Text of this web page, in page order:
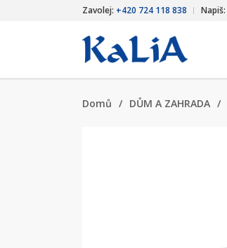
Zavolej: +420 724 118 838 Napiš:
Domů / DŮM A ZAHRADA /